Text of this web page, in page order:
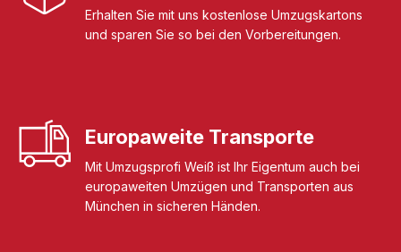
Erhalten Sie mit uns kostenlose Umzugskartons
und sparen Sie so bei den Vorbereitungen.
Europaweite Transporte
Mit Umzugsprofi Weiß ist Ihr Eigentum auch bei
europaweiten Umzügen und Transporten aus
München in sicheren Händen.